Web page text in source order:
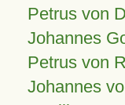
Petrus von
Johannes
Petrus von
Johannes